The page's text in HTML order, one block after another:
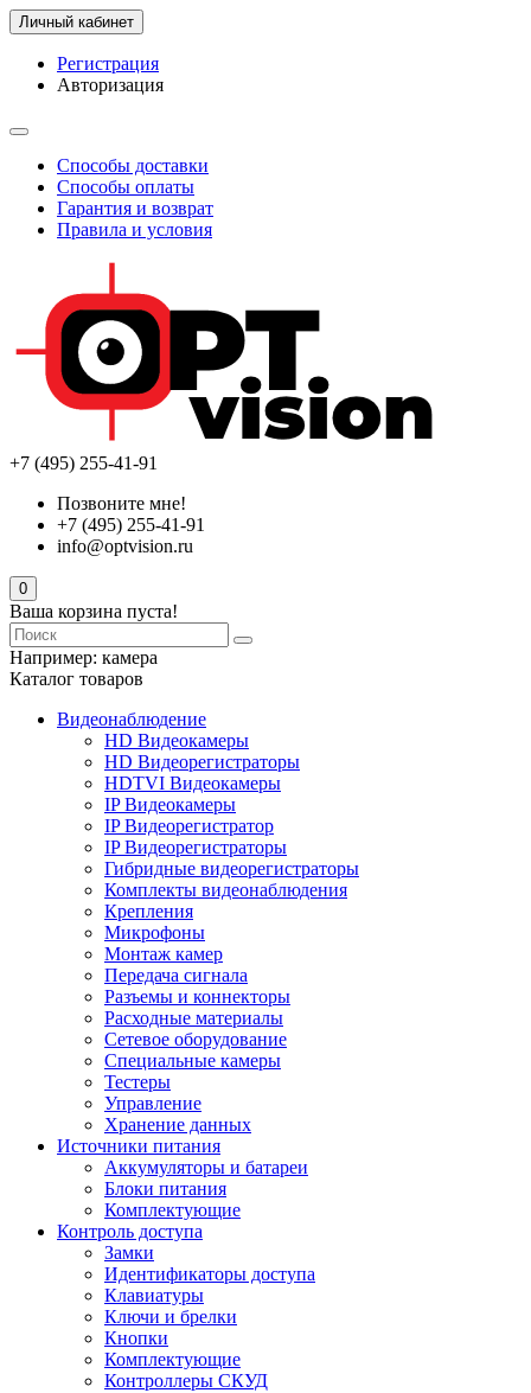
Личный кабинет
Регистрация
Авторизация
Способы доставки
Способы оплаты
Гарантия и возврат
Правила и условия
+7 (495) 255-41-91
Позвоните мне!
+7 (495) 255-41-91
info@optvision.ru
0
Ваша корзина пуста!
Например: камера
Каталог товаров
Видеонаблюдение
HD Видеокамеры
HD Видеорегистраторы
HDTVI Видеокамеры
IP Видеокамеры
IP Видеорегистратор
IP Видеорегистраторы
Гибридные видеорегистраторы
Комплекты видеонаблюдения
Крепления
Микрофоны
Монтаж камер
Передача сигнала
Разъемы и коннекторы
Расходные материалы
Сетевое оборудование
Специальные камеры
Тестеры
Управление
Хранение данных
Источники питания
Аккумуляторы и батареи
Блоки питания
Комплектующие
Контроль доступа
Замки
Идентификаторы доступа
Клавиатуры
Ключи и брелки
Кнопки
Комплектующие
Контроллеры СКУД